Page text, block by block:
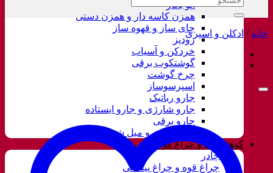
اتو بخار
همزن کاسه دار و همزن دستی
چای ساز و قهوه ساز
زودپز
خردکن و آسیاب
گوشتکوب برقی
چرخ گوشت
اسپرسوساز
جارو رباتیک
جارو شارژی و جارو ایستاده
جارو برقی
فرش شور و مبل شور
کوهنوردی و چراغ قوه
چادر
چراغ قوه و چراغ پیشانی
خانه / ادکلن و اسپری